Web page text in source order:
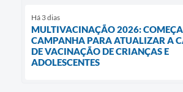
Há 3 dias
MULTIVACINAÇÃO 2026:
CAMPANHA PARA ATUALIZAR A
DE VACINAÇÃO DE CRIANÇAS E
ADOLESCENTES